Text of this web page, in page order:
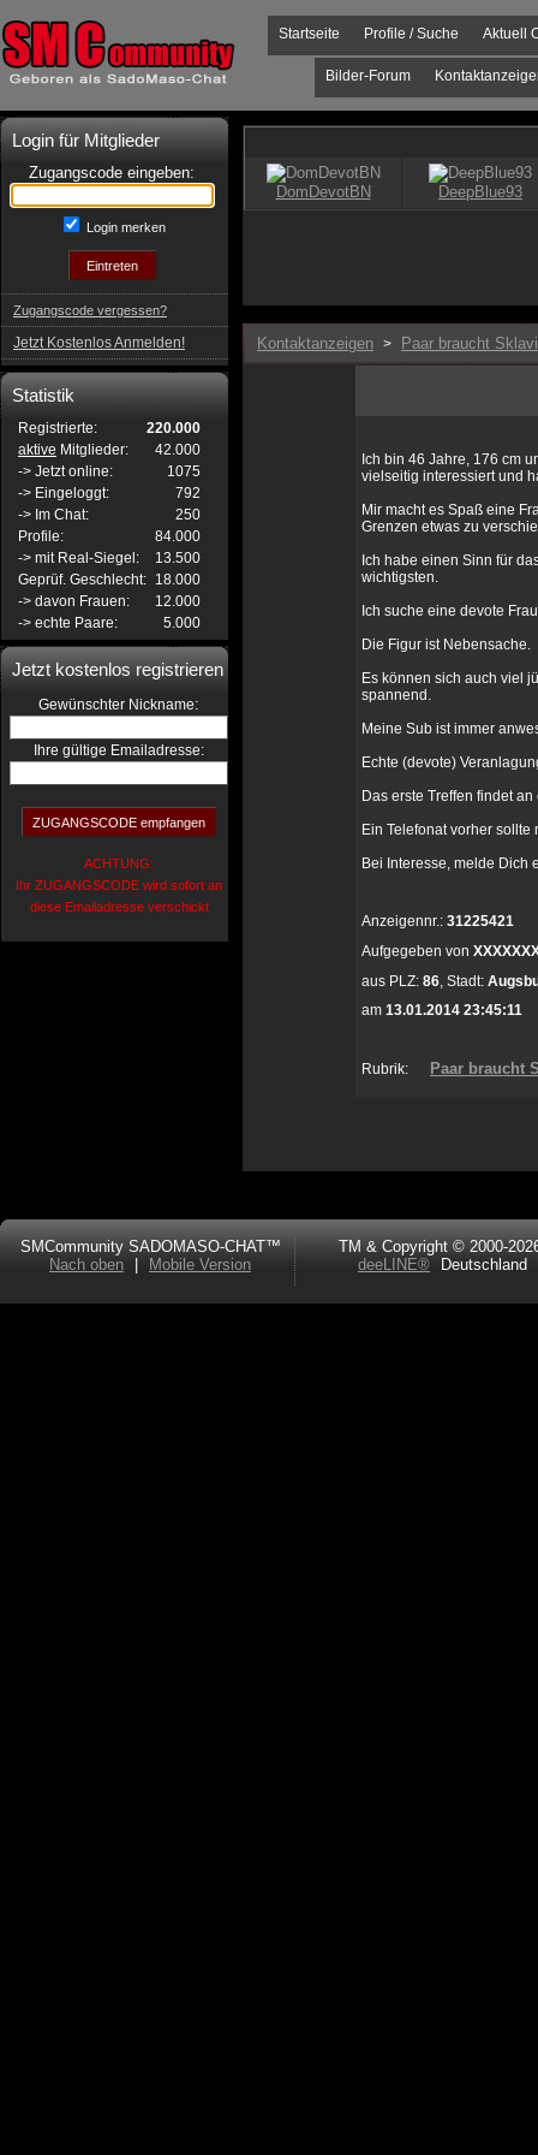
Aktuell
Profile / Suche
Startseite
Bilder-Forum
Login für Mitglieder
Zugangscode eingeben:
Login merken
Zugangscode vergessen?
Jetzt Kostenlos Anmelden!
Statistik
Registrierte:
220.000
aktive Mitglieder:
42.000
-> Jetzt online:
1075
-> Eingeloggt:
792
-> Im Chat:
250
Profile:
84.000
-> mit Real-Siegel:
13.500
Geprüf. Geschlecht: 18.000
-> davon Frauen:
12.000
-> echte Paare:
5.000
Jetzt kostenlos registrieren
Gewünschter Nickname:
Ihre gültige Emailadresse:
ACHTUNG:
Ihr ZUGANGSCODE wird sofort an
diese Emailadresse verschickt
Kontaktanzeigen > Paar braucht
Ich bin 46 Jahre, 176 cm
vielseitig interessiert und
Mir macht es Spaß eine
Grenzen etwas zu
Ich habe einen Sinn für
wichtigsten.
Ich suche eine devote
Die Figur ist Nebensache.
Es können sich auch viel
spannend.
Meine Sub ist immer
Echte (devote)
Das erste Treffen findet
Ein Telefonat vorher sollte
Bei Interesse, melde Dich
Anzeigennr.: 31225421
Aufgegeben von
aus PLZ: 86, Stadt:
am 13.01.2014 23:45:11
Rubrik: Paar braucht
SMCommunity SADOMASO-CHAT™
Nach oben
Mobile Version
TM & Copyright © 2000-
deeLINE®
Deutschland